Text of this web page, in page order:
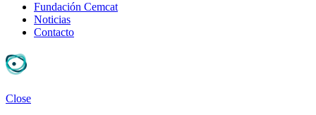
Fundación Cemcat
Noticias
Contacto
Close